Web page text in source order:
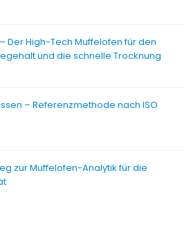
– Der High-Tech Muffelofen für den
und die schnelle Trocknung
– Referenzmethode nach ISO
zur Muffelofen-Analytik für die